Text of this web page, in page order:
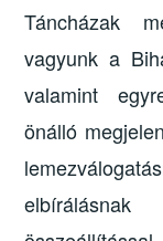
Táncházak
vagyunk a
valamint
önálló